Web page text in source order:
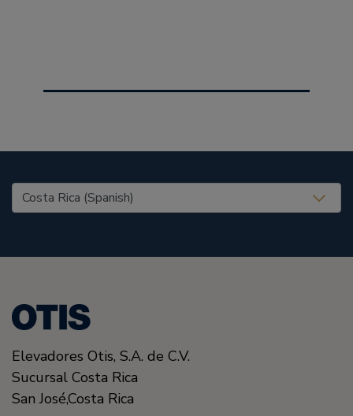
United States (EN)
Elevadores Otis, S.A. de C.V.
Sucursal Costa Rica
San José,Costa Rica